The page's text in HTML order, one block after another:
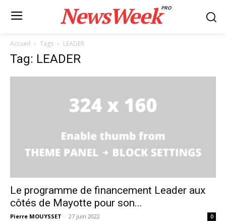
NewsWeekPRO
Accueil Tags LEADER
Tag: LEADER
Le programme de financement Leader aux
côtés de Mayotte pour son...
Pierre MOUYSSET - 27 juin 2022 0